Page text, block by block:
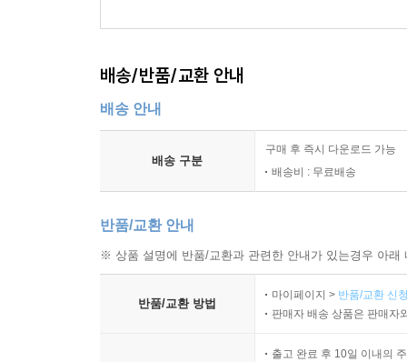
배송/반품/교환 안내
배송 안내
배송 구분
구매 후 즉시 다운로드 가능
배송비 : 무료배송
반품/교환 안내
※ 상품 설명에 반품/교환과 관련한 안내가 있는경우 아
반품/교환 방법
마이페이지 > 반품/교환 신
판매자 배송 상품은 판매자
출고 완료 후 10일 이내의